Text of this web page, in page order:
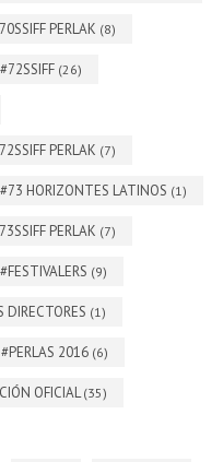
PERLAK (8)
#72SSIFF (26)
PERLAK (7)
#73 HORIZONTES LATINOS (1)
PERLAK (7)
#FESTIVALERS (9)
DIRECTORES (1)
#PERLAS 2016 (6)
OFICIAL(35)